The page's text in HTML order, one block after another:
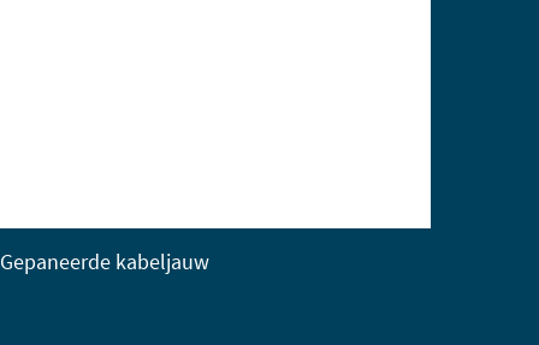
Gepaneerde kabeljauw